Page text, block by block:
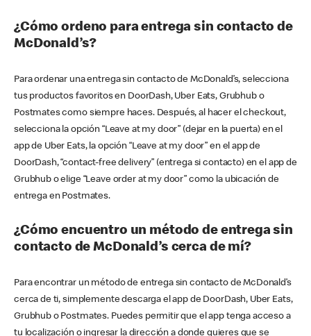
¿Cómo ordeno para entrega sin contacto de
McDonald’s?
Para ordenar una entrega sin contacto de McDonald’s, selecciona
tus productos favoritos en DoorDash, Uber Eats, Grubhub o
Postmates como siempre haces. Después, al hacer el checkout,
selecciona la opción “Leave at my door” (dejar en la puerta) en el
app de Uber Eats, la opción “Leave at my door” en el app de
DoorDash, “contact-free delivery” (entrega si contacto) en el app de
Grubhub o elige “Leave order at my door” como la ubicación de
entrega en Postmates.
¿Cómo encuentro un método de entrega sin
contacto de McDonald’s cerca de mí?
Para encontrar un método de entrega sin contacto de McDonald’s
cerca de ti, simplemente descarga el app de DoorDash, Uber Eats,
Grubhub o Postmates. Puedes permitir que el app tenga acceso a
tu localización o ingresar la dirección a donde quieres que se